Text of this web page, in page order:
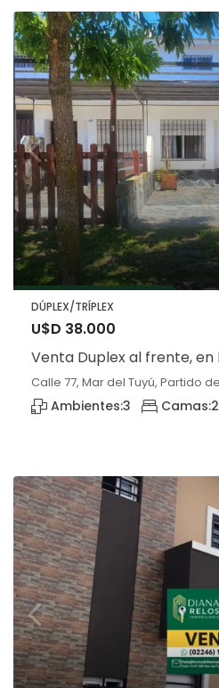
DÚPLEX/TRÍPLEX
U$D 38.000
Ambientes:3 Camas:2